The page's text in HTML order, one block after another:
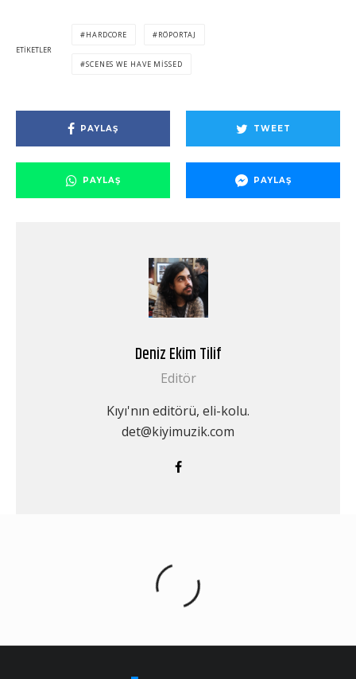
ETIKETLER
HARDCORE RÖPORTAJ
SCENES WE HAVE MISSED
PAYLAŞ TWEET
PAYLAŞ PAYLAŞ
Deniz Ekim Tilif
Editör
Kıyı'nın editörü, eli-kolu.
det@kiyimuzik.com